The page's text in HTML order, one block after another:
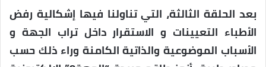
بعد الحلقة الثالثة، التي تناولنا فيها إشكالية رفض
الأطباء التعيينات و الاستقرار داخل تراب الجهة و
الأسباب الموضوعية والذاتية الكامنة وراء ذلك حسب